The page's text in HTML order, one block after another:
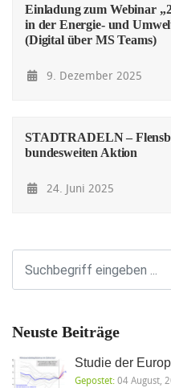
Einladung zum Webinar
in der Energie- und
(Digital über MS Teams)
9. Dezember 2025
STADTRADELN –
bundesweiten Aktion
24. Juni 2025
Neuste Beiträge
Studie der
Gepostet:04 August,